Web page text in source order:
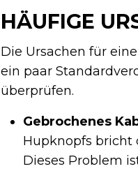
HÄUFIGE
Die Ursachen für
ein paar
überprüfen.
Gebrochenes
Hupknopfs bricht
Dieses Problem